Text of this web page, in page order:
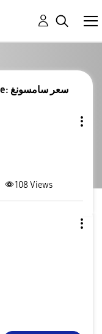
Re: سعر سامسونغ
108Views